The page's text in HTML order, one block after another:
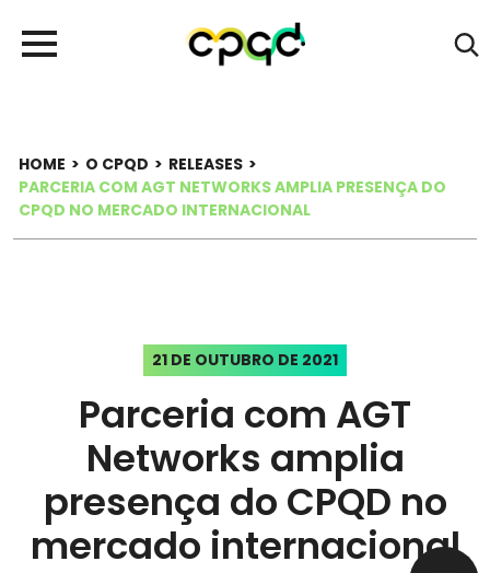
HOME > O CPQD > RELEASES >
PARCERIA COM AGT NETWORKS AMPLIA PRESENÇA DO
CPQD NO MERCADO INTERNACIONAL
21 DE OUTUBRO DE 2021
Parceria com AGT
Networks amplia
presença do CPQD no
mercado internacional